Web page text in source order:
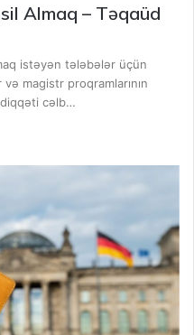
Almaq – Təqaüd
istəyən tələbələr üçün
magistr proqramlarının
diqqəti cəlb…